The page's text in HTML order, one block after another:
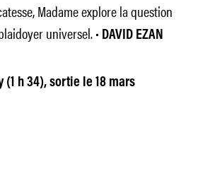
Madame explore la question
universel. • DAVID EZAN
h 34), sortie le 18 mars